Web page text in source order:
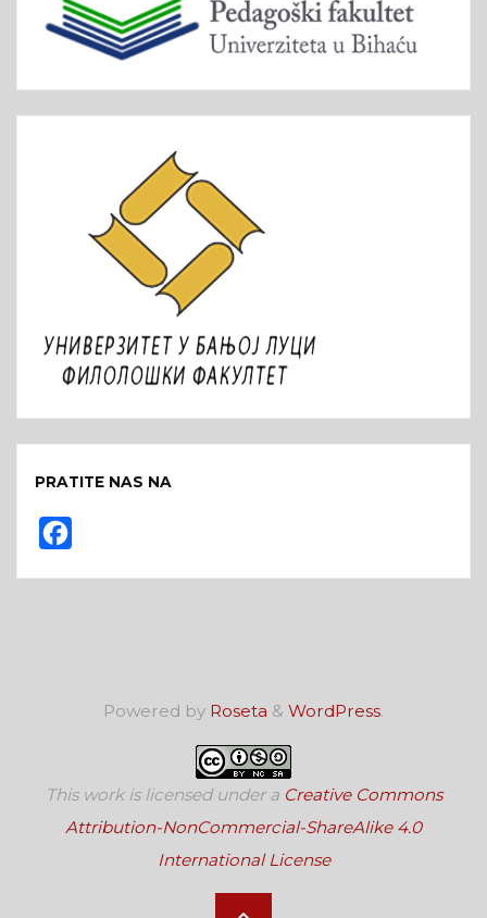
PRATITE NAS NA
Powered by Roseta & WordPress.
This work is licensed under a Creative Commons
Attribution-NonCommercial-ShareAlike 4.0
International License